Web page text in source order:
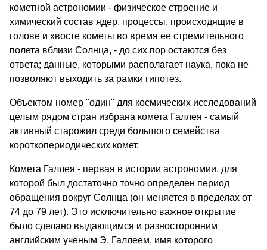
кометной астрономии - физическое строение и
химический состав ядер, процессы, происходящие в
голове и хвосте кометы во время ее стремительного
полета вблизи Солнца, - до сих пор остаются без
ответа; данные, которыми располагает наука, пока не
позволяют выходить за рамки гипотез.
Объектом номер "один" для космических исследований
целым рядом стран избрана комета Галлея - самый
активный старожил среди большого семейства
короткопериодических комет.
Комета Галлея - первая в истории астрономии, для
которой был достаточно точно определен период
обращения вокруг Солнца (он меняется в пределах от
74 до 79 лет). Это исключительно важное открытие
было сделано выдающимся и разносторонним
английским ученым Э. Галлеем, имя которого